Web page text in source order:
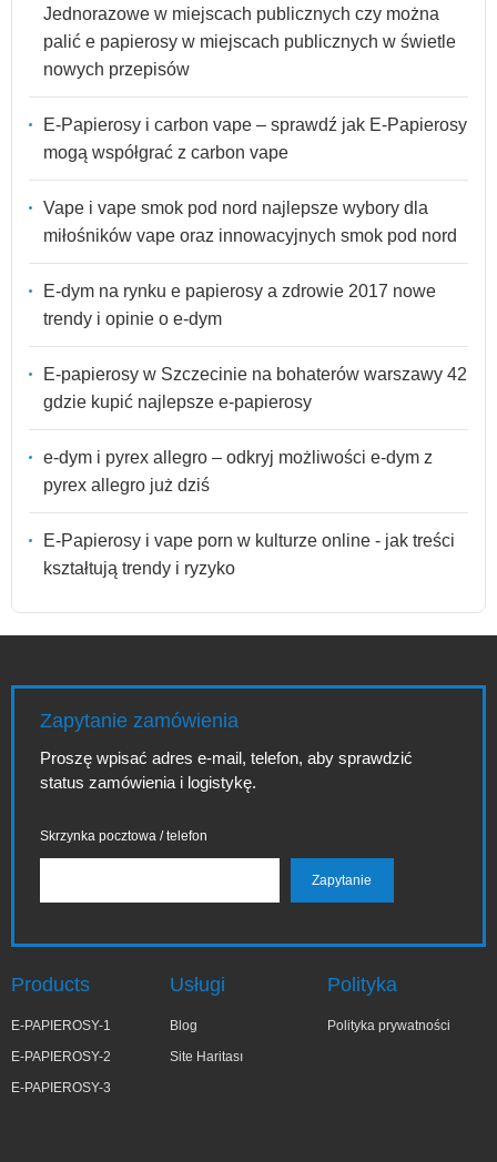
Jednorazowe w miejscach publicznych czy można
palić e papierosy w miejscach publicznych w świetle
nowych przepisów
E-Papierosy i carbon vape – sprawdź jak E-Papierosy
mogą współgrać z carbon vape
Vape i vape smok pod nord najlepsze wybory dla
miłośników vape oraz innowacyjnych smok pod nord
E-dym na rynku e papierosy a zdrowie 2017 nowe
trendy i opinie o e-dym
E-papierosy w Szczecinie na bohaterów warszawy 42
gdzie kupić najlepsze e-papierosy
e-dym i pyrex allegro – odkryj możliwości e-dym z
pyrex allegro już dziś
E-Papierosy i vape porn w kulturze online - jak treści
kształtują trendy i ryzyko
Zapytanie zamówienia
Proszę wpisać adres e-mail, telefon, aby sprawdzić
status zamówienia i logistykę.
Skrzynka pocztowa / telefon
Products
E-PAPIEROSY-1
E-PAPIEROSY-2
E-PAPIEROSY-3
Usługi
Blog
Site Haritası
Polityka
Polityka prywatności